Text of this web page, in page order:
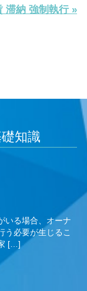
滞納 強制執行 »
知識
いる場合、オーナ
う必要が生じるこ
[…]